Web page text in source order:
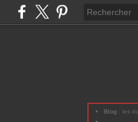
Blog : les